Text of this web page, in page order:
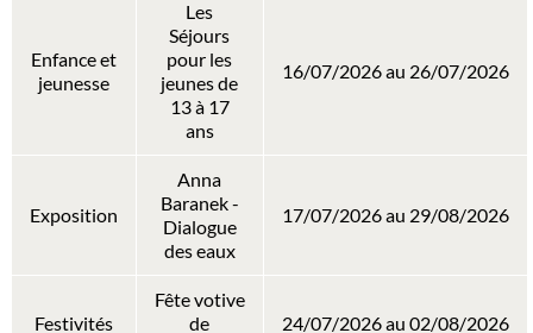
Enfance et
jeunesse
Les
Séjours
pour les
jeunes de
13 à 17
ans
16/07/2026 au 26/07/2026
Exposition
Anna
Baranek -
Dialogue
des eaux
17/07/2026 au 29/08/2026
Festivités
Fête votive
de
24/07/2026 au 02/08/2026